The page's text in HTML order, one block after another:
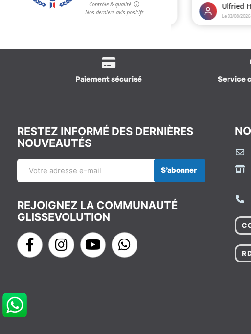
Paiement sécurisé Service
RESTEZ INFORMÉ DES DERNIÈRES
NOUVEAUTÉS
S’abonner
REJOIGNEZ LA COMMUNAUTÉ
GLISSEVOLUTION